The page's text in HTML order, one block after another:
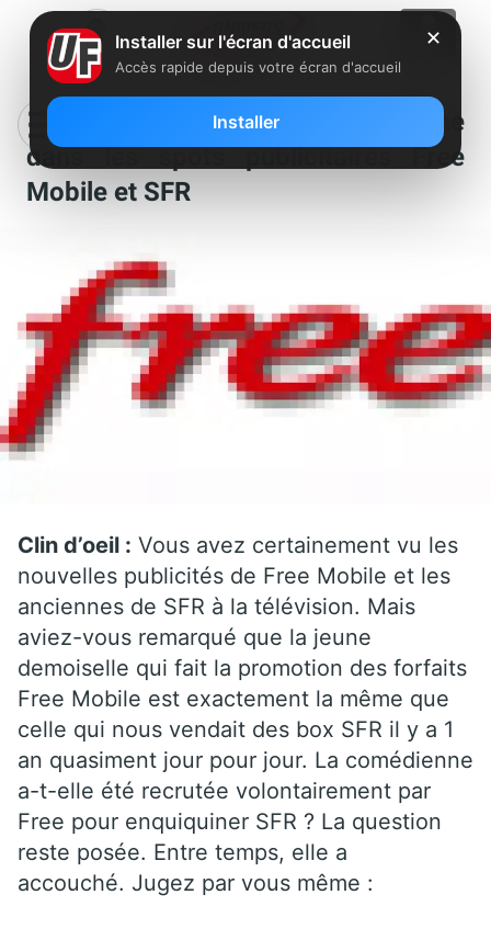
Clin d’oeil : La même comédienne
dans les spots publicitaires Free
Mobile et SFR
Clin d’oeil : Vous avez certainement vu les
nouvelles publicités de Free Mobile et les
anciennes de SFR à la télévision. Mais
aviez-vous remarqué que la jeune
demoiselle qui fait la promotion des forfaits
Free Mobile est exactement la même que
celle qui nous vendait des box SFR il y a 1
an quasiment jour pour jour. La comédienne
a-t-elle été recrutée volontairement par
Free pour enquiquiner SFR ? La question
reste posée. Entre temps, elle a
accouché. Jugez par vous même :
✕
Installer sur l'écran d'accueil
Accès rapide depuis votre écran d'accueil
Installer